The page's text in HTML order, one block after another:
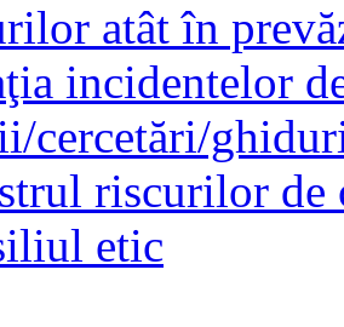
atât în
incidentelor
cercetări/
riscurilor de
etic